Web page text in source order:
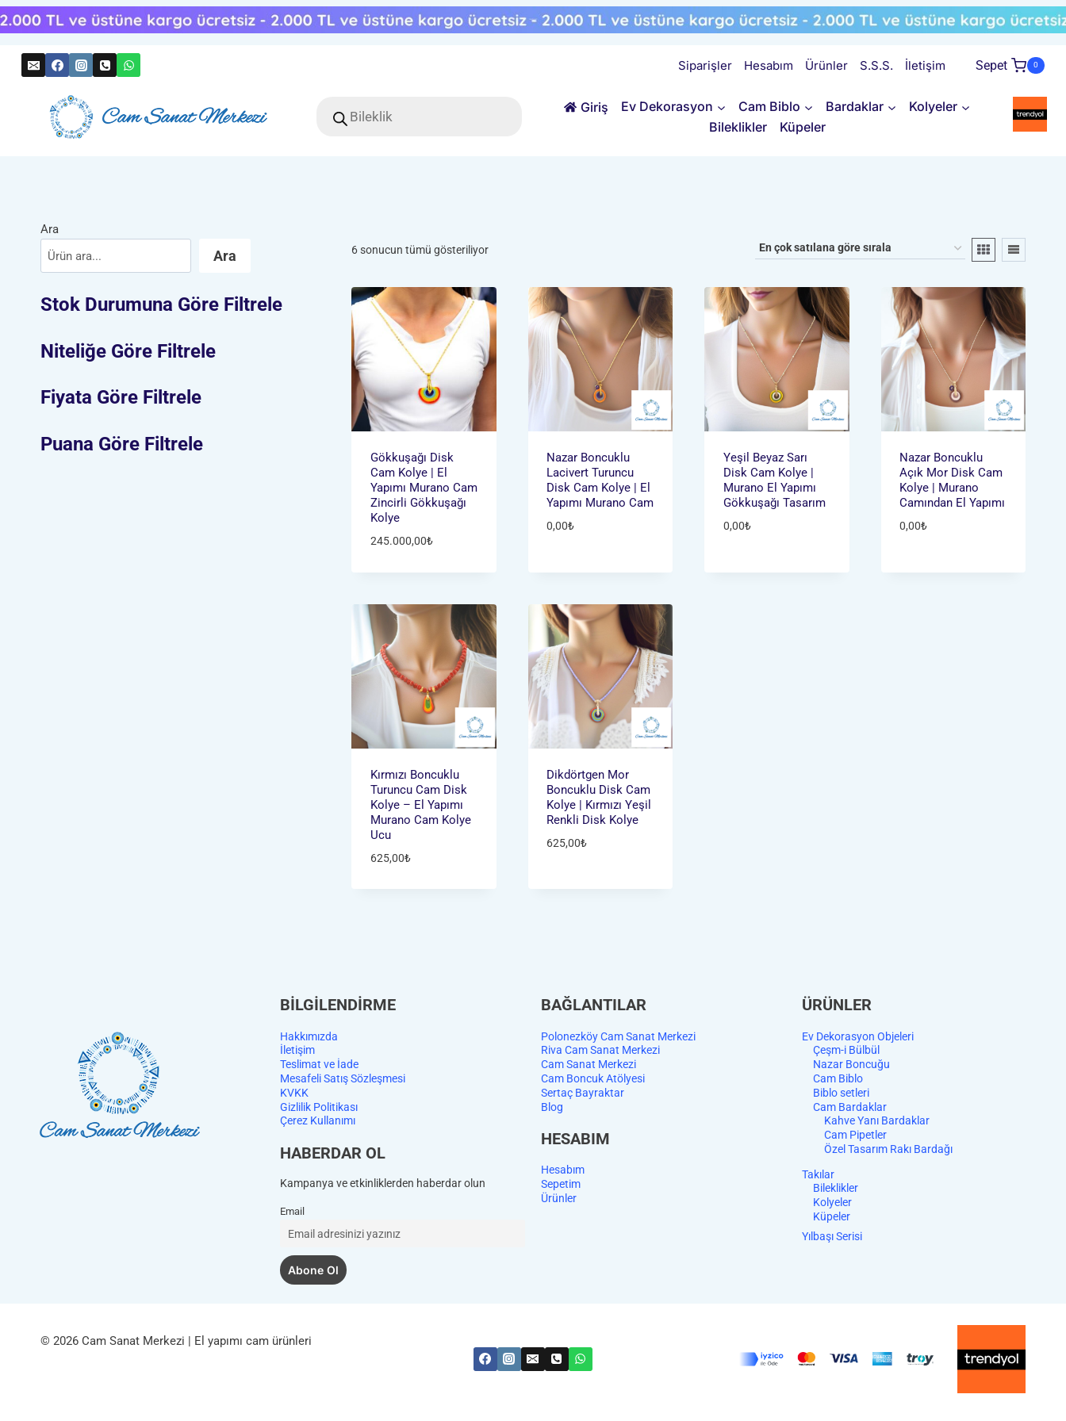
Skip
to
Siparişler Hesabım Ürünler S.S.S. İletişim Sepet 0
search
Giriş Ev Dekorasyon Cam Biblo Bardaklar
Kolyeler
Bileklikler
Küpeler
6 sonucun tümü gösteriliyorPopülerliğe
sıralandı
Gökkuşağı Disk
Cam Kolye | El
Yapımı Murano Cam
Zincirli Gökkuşağı
Kolye
245.000,00₺
Nazar Boncuklu
Lacivert Turuncu
Disk Cam Kolye | El
Yapımı Murano Cam
0,00₺
Yeşil Beyaz Sarı
Disk Cam Kolye |
Murano El Yapımı
Gökkuşağı Tasarım
0,00₺
Nazar Boncuklu
Açık Mor Disk Cam
Kolye | Murano
Camından El Yapımı
0,00₺
Kırmızı Boncuklu
Turuncu Cam Disk
Kolye – El Yapımı
Murano Cam Kolye
Ucu
625,00₺
Dikdörtgen Mor
Boncuklu Disk Cam
Kolye | Kırmızı Yeşil
Renkli Disk Kolye
625,00₺
Ara
Ara
Stok Durumuna Göre Filtrele
Niteliğe Göre Filtrele
Fiyata Göre Filtrele
Puana Göre Filtrele
BİLGİLENDİRME
Hakkımızda
İletişim
Teslimat ve İade
Mesafeli Satış Sözleşmesi
KVKK
Gizlilik Politikası
Çerez Kullanımı
HABERDAR OL
Kampanya ve etkinliklerden haberdar olun
Email
BAĞLANTILAR
Polonezköy Cam Sanat Merkezi
Riva Cam Sanat Merkezi
Cam Sanat Merkezi
Cam Boncuk Atölyesi
Sertaç Bayraktar
Blog
HESABIM
Hesabım
Sepetim
Ürünler
ÜRÜNLER
Ev Dekorasyon Objeleri
Çeşm-i Bülbül
Nazar Boncuğu
Cam Biblo
Biblo setleri
Cam Bardaklar
Kahve Yanı Bardaklar
Cam Pipetler
Özel Tasarım Rakı Bardağı
Takılar
Bileklikler
Kolyeler
Küpeler
Yılbaşı Serisi
© 2026 Cam Sanat Merkezi | El yapımı cam ürünleri